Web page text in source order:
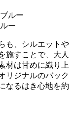
ー
も、シルエットや
施すことで、大人
材は甘めに織り上
リジナルのバック
なるはき心地を約